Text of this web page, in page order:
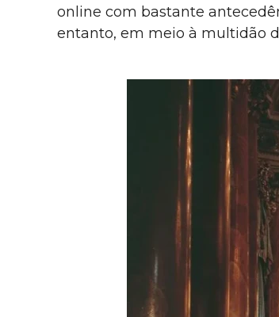
online com bastante
entanto, em meio à multidão